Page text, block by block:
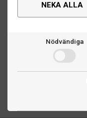
NEKA ALLA
Nödvändiga